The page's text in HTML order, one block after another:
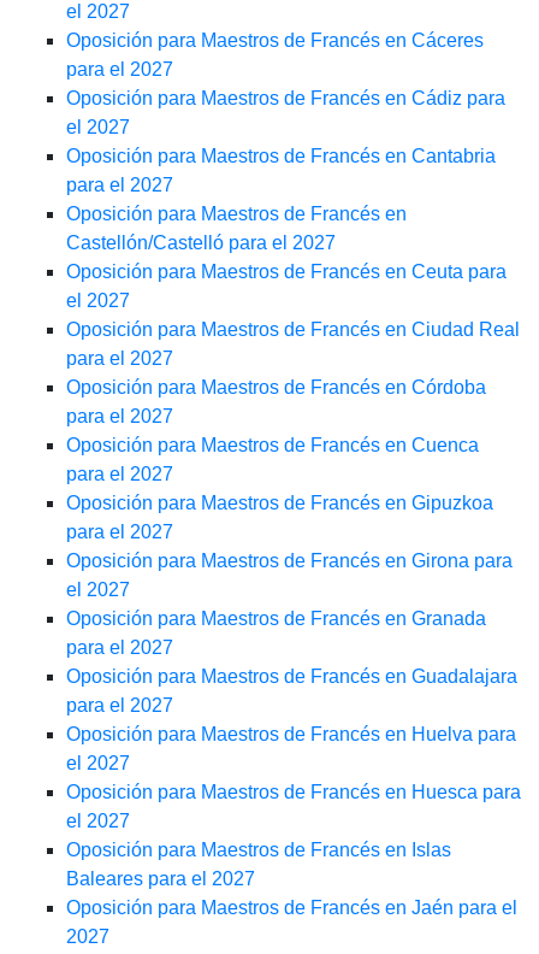
el 2027
Oposición para Maestros de Francés en Cáceres
para el 2027
Oposición para Maestros de Francés en Cádiz para
el 2027
Oposición para Maestros de Francés en Cantabria
para el 2027
Oposición para Maestros de Francés en
Castellón/Castelló para el 2027
Oposición para Maestros de Francés en Ceuta para
el 2027
Oposición para Maestros de Francés en Ciudad Real
para el 2027
Oposición para Maestros de Francés en Córdoba
para el 2027
Oposición para Maestros de Francés en Cuenca
para el 2027
Oposición para Maestros de Francés en Gipuzkoa
para el 2027
Oposición para Maestros de Francés en Girona para
el 2027
Oposición para Maestros de Francés en Granada
para el 2027
Oposición para Maestros de Francés en Guadalajara
para el 2027
Oposición para Maestros de Francés en Huelva para
el 2027
Oposición para Maestros de Francés en Huesca para
el 2027
Oposición para Maestros de Francés en Islas
Baleares para el 2027
Oposición para Maestros de Francés en Jaén para el
2027